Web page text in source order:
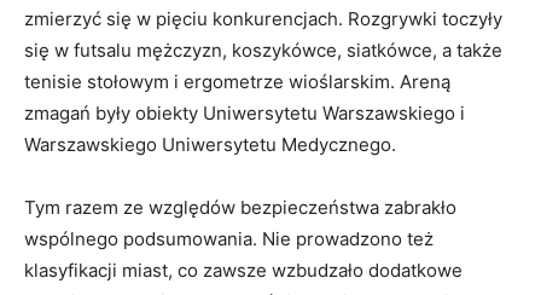
zmierzyć się w pięciu konkurencjach. Rozgrywki toczyły
się w futsalu mężczyzn, koszykówce, siatkówce, a także
tenisie stołowym i ergometrze wioślarskim. Areną
zmagań były obiekty Uniwersytetu Warszawskiego i
Warszawskiego Uniwersytetu Medycznego.
Tym razem ze względów bezpieczeństwa zabrakło
wspólnego podsumowania. Nie prowadzono też
klasyfikacji miast, co zawsze wzbudzało dodatkowe